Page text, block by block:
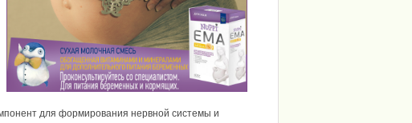
для формирования нервной системы и